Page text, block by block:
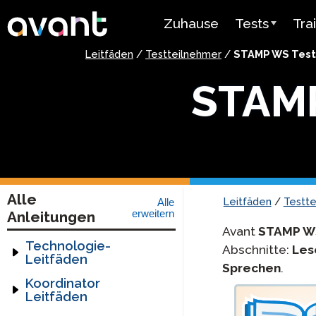
Skip to main content
Zuhause
Tests
Testübersicht
STAMP
PLACE
Spanisch als
Test
Arabischer
Leitfäden / Testteilnehmer / STAMP WS
Alle
Anleitungen
Alle
erweitern
Technologie-
Leitfäden
Technologie-
Leitfaden
Koordinator
Leitfäden
Leitfäden /
Avant STAMP
Abschnitte:
Sprechen.